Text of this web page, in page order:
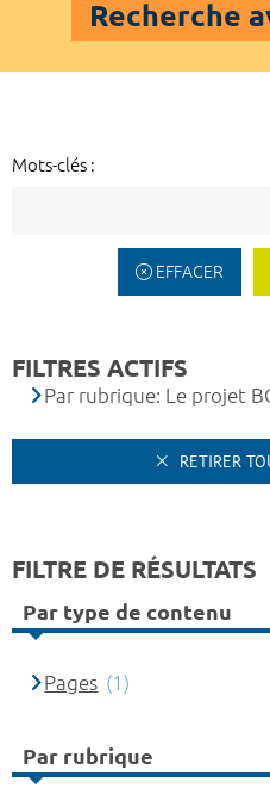
Recherche
Mots-clés :
EFFACER
FILTRES ACTIFS
Par rubrique: Le projet
RETIRER
FILTRE DE RÉSULTATS
Par type de contenu
Pages (1)
Par rubrique